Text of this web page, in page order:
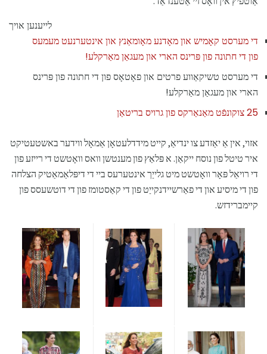
לייענען אויך
די מערסט קאָמיש און מאָדנע מאָומאַנץ און אינטערנעט מעמעס
פון די חתונה פון פּרינס הארי און מעגאַן מאַרקלע!
די מערסט טשיקאַווע פרטים און פאָטאָס פון די חתונה פון פּרינס
הארי און מעגאַן מאַרקלע!
25 צוקונפֿט מאַנאַרקס פון גרויס בריטאַן
אזוי, אין אַ יאַזדע צו ינדיאַ, קייט מידדלעטאָן אַמאָל ווידער באשטעטיקט
איר טיטל פון נוסח ייקאַן. א פּלאַץ פון מענטשן וואס וואָטשט די רייזע פון ​​
די רויאַל פּאָר וואָטשט מיט גלייַך אינטערעס ביי די דיפּלאַמאַטיק הצלחה
פון די מיסיע און די פאַרשיידנקייַט פון די קאַסטומז פון די דוטשעסס פון
קיימברידזש.